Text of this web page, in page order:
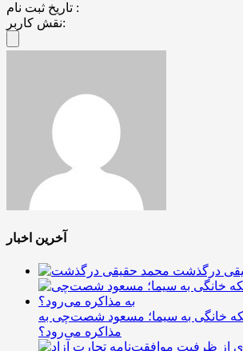
تاریخ ثبت نام :
نقش کاربر:
آخرین اخبار
درگذشت
خانگی به سیما؛ مسعود شصت‌چی به
مذاکره می‌رود؟